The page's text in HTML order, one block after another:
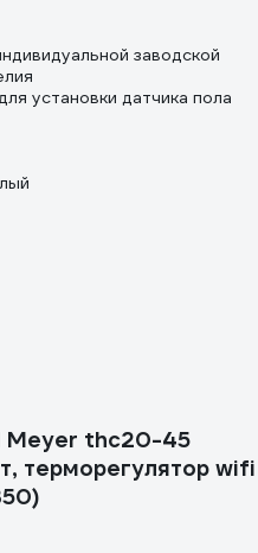
заводской
установки датчика пола
Meyer thc20-45
терморегулятор wifi